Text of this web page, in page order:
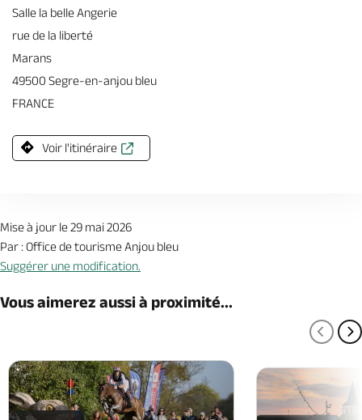
Salle la belle Angerie
rue de la liberté
Marans
49500 Segre-en-anjou bleu
FRANCE
Voir l'itinéraire
Mise à jour le 29 mai 2026
Par : Office de tourisme Anjou bleu
Suggérer une modification.
Vous aimerez aussi à proximité...